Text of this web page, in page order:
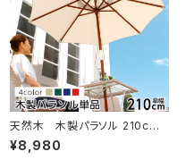
天然木 木製パラソル 210cm
【ソナタ-SONATA-】パラソル
撥水 天然木 SH-05-60157
¥8,980